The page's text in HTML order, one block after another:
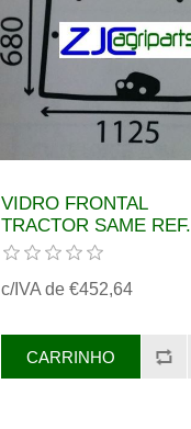
VIDRO FRONTAL
TRACTOR SAME REF.
0.015.0354.0/10
c/IVA de €452,64